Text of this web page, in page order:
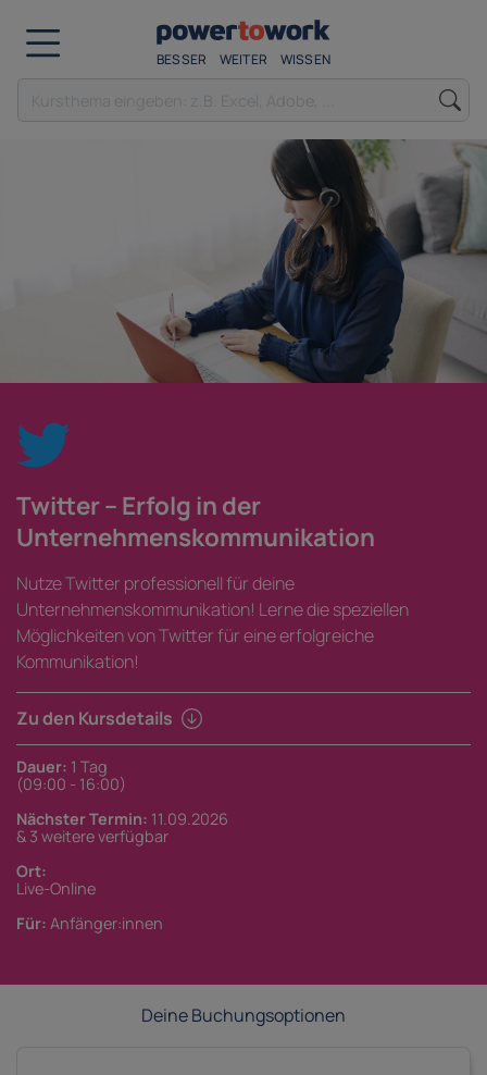
BESSER WEITER WISSEN
Twitter – Erfolg in der
Unternehmenskommunikation
Nutze Twitter professionell für deine
Unternehmenskommunikation! Lerne die speziellen
Möglichkeiten von Twitter für eine erfolgreiche
Kommunikation!
Zu den Kursdetails
Dauer: 1 Tag
(09:00 - 16:00)
Nächster Termin: 11.09.2026
& 3 weitere verfügbar
Ort:
Live-Online
Für: Anfänger:innen
Deine Buchungsoptionen